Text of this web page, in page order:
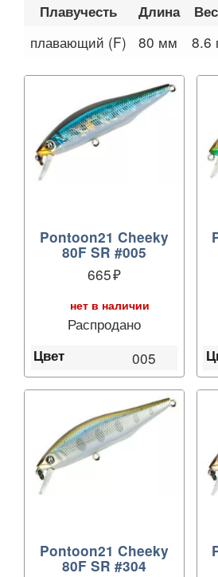
Плавучесть Длина Вес
плавающий (F) 80 мм 8.6
Pontoon21 Cheeky
80F SR #005
665
нет в наличии
Распродано
Цвет 005
Pontoon21 Cheeky
80F SR #304